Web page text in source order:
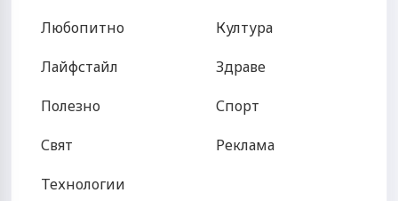
Любопитно
Лайфстайл
Полезно
Свят
Технологии
Култура
Здраве
Спорт
Реклама